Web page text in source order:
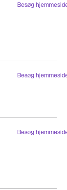
Besøg
Besøg
Besøg